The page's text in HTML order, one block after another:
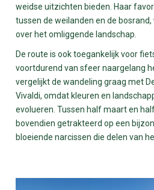
weidse uitzichten bieden. Haar
tussen de weilanden en de
over het omliggende landschap.
De route is ook toegankelijk voor
voortdurend van sfeer naargelang
vergelijkt de wandeling graag met
Vivaldi, omdat kleuren en
evolueren. Tussen half maart en
bovendien getrakteerd op een
bloeiende narcissen die delen van